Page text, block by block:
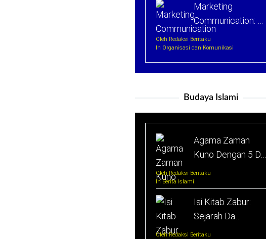
Marketing
Communication: …
Oleh Redaksi Beritaku
In Organisasi dan Komunikasi
Budaya Islami
Agama Zaman
Kuno Dengan 5 D…
Oleh Redaksi Beritaku
In Berita Islami
Isi Kitab Zabur:
Sejarah Da…
Oleh Redaksi Beritaku